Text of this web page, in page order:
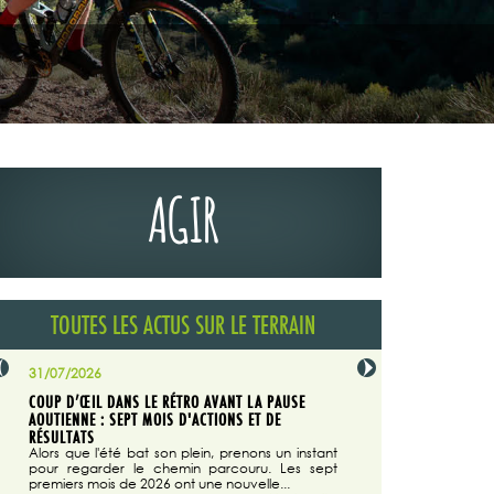
AGIR
TOUTES LES ACTUS SUR LE TERRAIN
du
31/07/2026
COUP D’ŒIL DANS LE RÉTRO AVANT LA PAUSE
AOUTIENNE : SEPT MOIS D'ACTIONS ET DE
RÉSULTATS
Alors que l'été bat son plein, prenons un instant
pour regarder le chemin parcouru. Les sept
premiers mois de 2026 ont une nouvelle...
29/07/2026